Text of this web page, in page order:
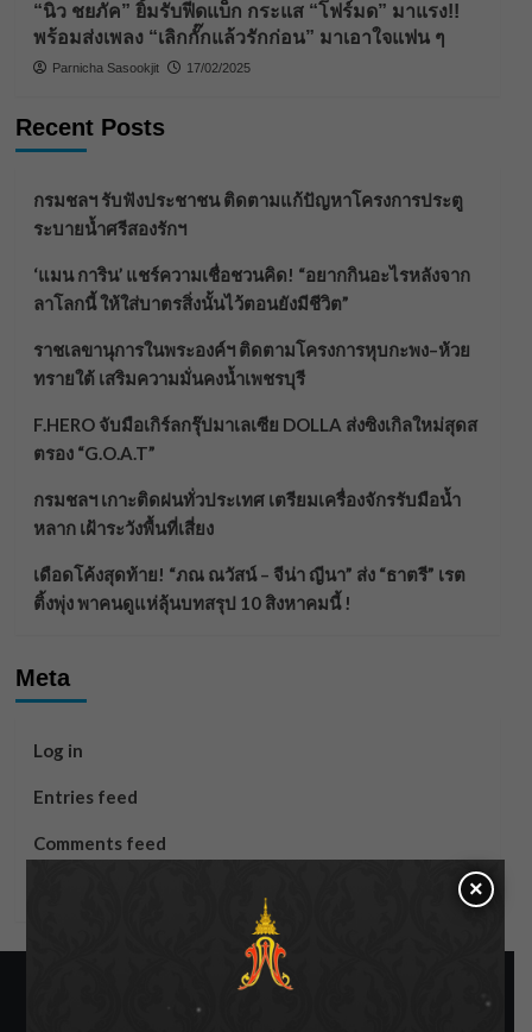
“นิว ชยภัค” ยิ้มรับฟีดแบ็ก กระแส “โฟร์มด” มาแรง!!
พร้อมส่งเพลง “เลิกกั๊กแล้วรักก่อน” มาเอาใจแฟน ๆ
Parnicha Sasookjit 17/02/2025
Recent Posts
กรมชลฯ รับฟังประชาชน ติดตามแก้ปัญหาโครงการประตู
ระบายน้ำศรีสองรักฯ
‘แมน การิน’ แชร์ความเชื่อชวนคิด! “อยากกินอะไรหลังจาก
ลาโลกนี้ ให้ใส่บาตรสิ่งนั้นไว้ตอนยังมีชีวิต”
ราชเลขานุการในพระองค์ฯ ติดตามโครงการหุบกะพง–ห้วย
ทรายใต้ เสริมความมั่นคงน้ำเพชรบุรี
F.HERO จับมือเกิร์ลกรุ๊ปมาเลเซีย DOLLA ส่งซิงเกิลใหม่สุดส
ตรอง “G.O.A.T”
กรมชลฯ เกาะติดฝนทั่วประเทศ เตรียมเครื่องจักรรับมือน้ำ
หลาก เฝ้าระวังพื้นที่เสี่ยง
เดือดโค้งสุดท้าย! “ภณ ณวัสน์ – จีน่า ญีนา” ส่ง “ธาตรี” เรต
ติ้งพุ่ง พาคนดูแห่ลุ้นบทสรุป 10 สิงหาคมนี้ !
Meta
Log in
Entries feed
Comments feed
×